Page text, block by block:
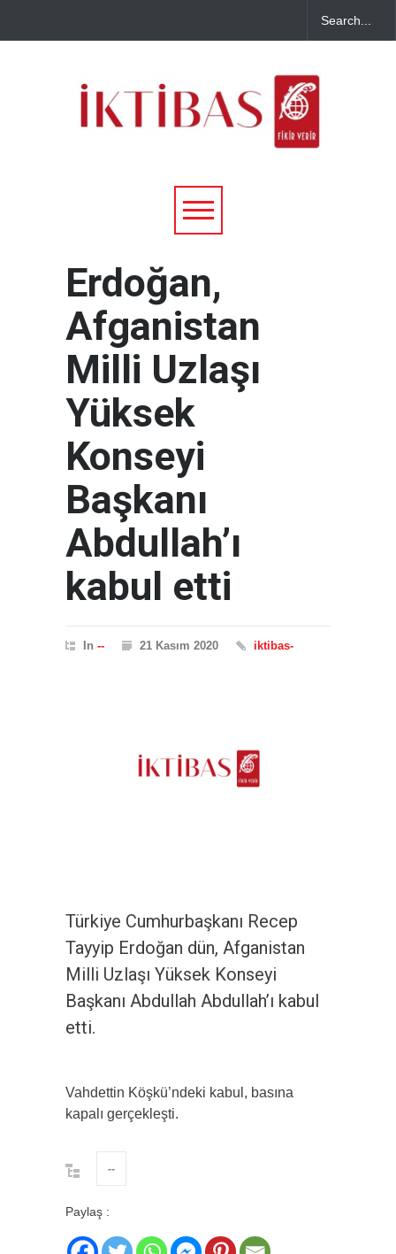
Erdoğan,
Afganistan
Milli Uzlaşı
Yüksek
Konseyi
Başkanı
Abdullah’ı
kabul etti
In -- 21 Kasım 2020 iktibas-
Türkiye Cumhurbaşkanı Recep
Tayyip Erdoğan dün, Afganistan
Milli Uzlaşı Yüksek Konseyi
Başkanı Abdullah Abdullah’ı kabul
etti.
Vahdettin Köşkü’ndeki kabul, basına
kapalı gerçekleşti.
--
Paylaş :